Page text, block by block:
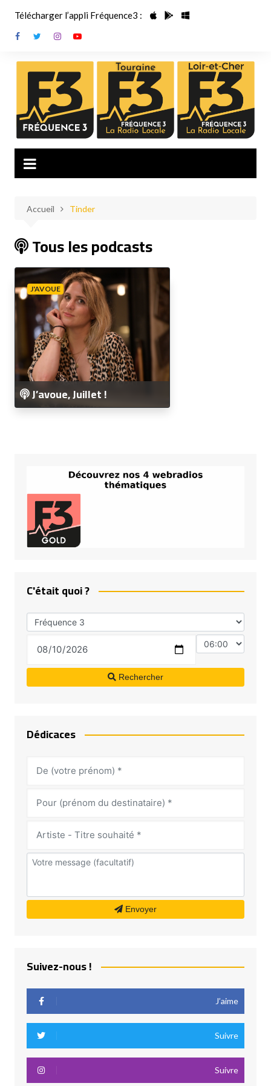
contenu
Télécharger l’appli Fréquence3 :
Accueil Tinder
Tous les podcasts
J'AVOUE
J’avoue, Juillet !
C'était quoi ?
Rechercher
Dédicaces
Envoyer
Suivez-nous !
J’aime
Suivre
Suivre